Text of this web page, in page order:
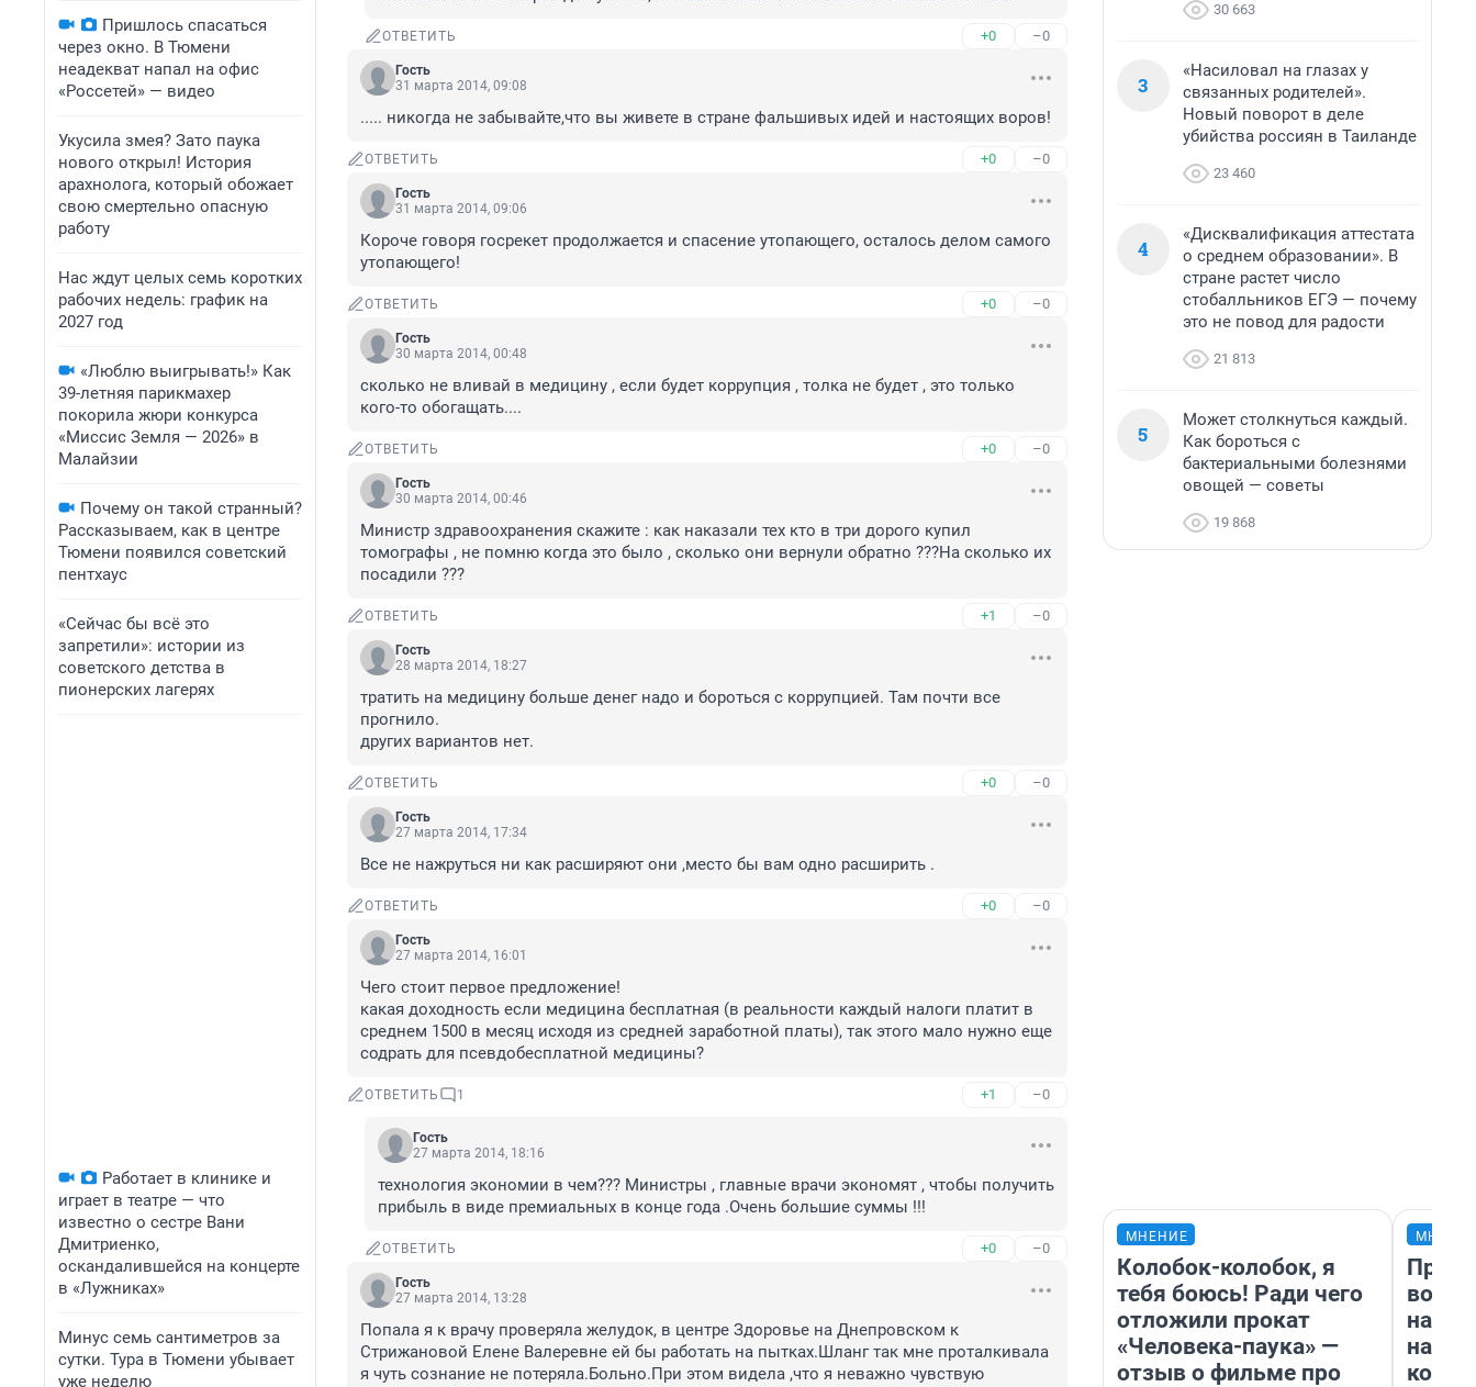
Пришлось спасаться
через окно. В Тюмени
неадекват напал на офис
«Россетей» — видео
Укусила змея? Зато паука
нового открыл! История
арахнолога, который обожает
свою смертельно опасную
работу
Нас ждут целых семь коротких
рабочих недель: график на
2027 год
«Люблю выигрывать!» Как
39-летняя парикмахер
покорила жюри конкурса
«Миссис Земля — 2026» в
Малайзии
Почему он такой странный?
Рассказываем, как в центре
Тюмени появился советский
пентхаус
«Сейчас бы всё это
запретили»: истории из
советского детства в
пионерских лагерях
Работает в клинике и
играет в театре — что
известно о сестре Вани
Дмитриенко,
оскандалившейся на концерте
в «Лужниках»
Минус семь сантиметров за
сутки. Тура в Тюмени убывает
уже неделю
ОТВЕТИТЬ +0 –0
Гость
31 марта 2014, 09:08
..... никогда не забывайте,что вы живете в стране фальшивых идей и настоящих воров!
ОТВЕТИТЬ +0 –0
Гость
31 марта 2014, 09:06
Короче говоря госрекет продолжается и спасение утопающего, осталось делом самого
утопающего!
ОТВЕТИТЬ +0 –0
Гость
30 марта 2014, 00:48
сколько не вливай в медицину , если будет коррупция , толка не будет , это только
кого-то обогащать....
ОТВЕТИТЬ +0 –0
Гость
30 марта 2014, 00:46
Министр здравоохранения скажите : как наказали тех кто в три дорого купил
томографы , не помню когда это было , сколько они вернули обратно ???На сколько их
посадили ???
ОТВЕТИТЬ +1 –0
Гость
28 марта 2014, 18:27
тратить на медицину больше денег надо и бороться с коррупцией. Там почти все
прогнило.
других вариантов нет.
ОТВЕТИТЬ +0 –0
Гость
27 марта 2014, 17:34
Все не нажруться ни как расширяют они ,место бы вам одно расширить .
ОТВЕТИТЬ +0 –0
Гость
27 марта 2014, 16:01
Чего стоит первое предложение!
какая доходность если медицина бесплатная (в реальности каждый налоги платит в
среднем 1500 в месяц исходя из средней заработной платы), так этого мало нужно еще
содрать для псевдобесплатной медицины?
ОТВЕТИТЬ 1 +1 –0
Гость
27 марта 2014, 18:16
технология экономии в чем??? Министры , главные врачи экономят , чтобы получить
прибыль в виде премиальных в конце года .Очень большие суммы !!!
ОТВЕТИТЬ +0 –0
Гость
27 марта 2014, 13:28
Попала я к врачу проверяла желудок, в центре Здоровье на Днепровском к
Стрижановой Елене Валеревне ей бы работать на пытках.Шланг так мне проталкивала
я чуть сознание не потеряла.Больно.При этом видела ,что я неважно чувствую
30 663
3
«Насиловал на глазах у
связанных родителей».
Новый поворот в деле
убийства россиян в Таиланде
23 460
4
«Дисквалификация аттестата
о среднем образовании». В
стране растет число
стобалльников ЕГЭ — почему
это не повод для радости
21 813
5
Может столкнуться каждый.
Как бороться с
бактериальными болезнями
овощей — советы
19 868
МНЕНИЕ
Колобок-колобок, я
тебя боюсь! Ради чего
отложили прокат
«Человека-паука» —
отзыв о фильме про
нам